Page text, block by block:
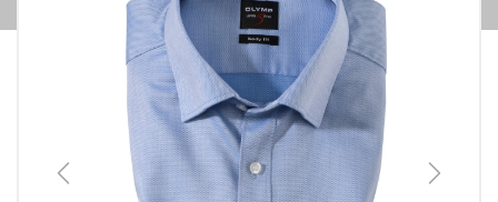
Previous Next